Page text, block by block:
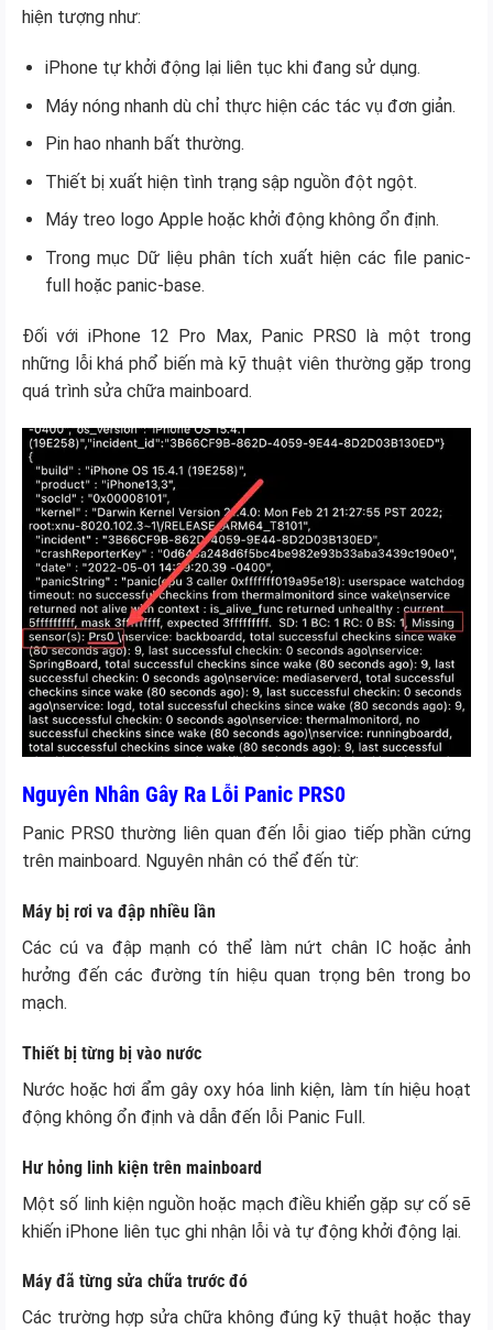
hiện tượng như:
iPhone tự khởi động lại liên tục khi đang sử dụng.
Máy nóng nhanh dù chỉ thực hiện các tác vụ đơn giản.
Pin hao nhanh bất thường.
Thiết bị xuất hiện tình trạng sập nguồn đột ngột.
Máy treo logo Apple hoặc khởi động không ổn định.
Trong mục Dữ liệu phân tích xuất hiện các file panic-
full hoặc panic-base.
Đối với iPhone 12 Pro Max, Panic PRS0 là một trong
những lỗi khá phổ biến mà kỹ thuật viên thường gặp trong
quá trình sửa chữa mainboard.
Nguyên Nhân Gây Ra Lỗi Panic PRS0
Panic PRS0 thường liên quan đến lỗi giao tiếp phần cứng
trên mainboard. Nguyên nhân có thể đến từ:
Máy bị rơi va đập nhiều lần
Các cú va đập mạnh có thể làm nứt chân IC hoặc ảnh
hưởng đến các đường tín hiệu quan trọng bên trong bo
mạch.
Thiết bị từng bị vào nước
Nước hoặc hơi ẩm gây oxy hóa linh kiện, làm tín hiệu hoạt
động không ổn định và dẫn đến lỗi Panic Full.
Hư hỏng linh kiện trên mainboard
Một số linh kiện nguồn hoặc mạch điều khiển gặp sự cố sẽ
khiến iPhone liên tục ghi nhận lỗi và tự động khởi động lại.
Máy đã từng sửa chữa trước đó
Các trường hợp sửa chữa không đúng kỹ thuật hoặc thay